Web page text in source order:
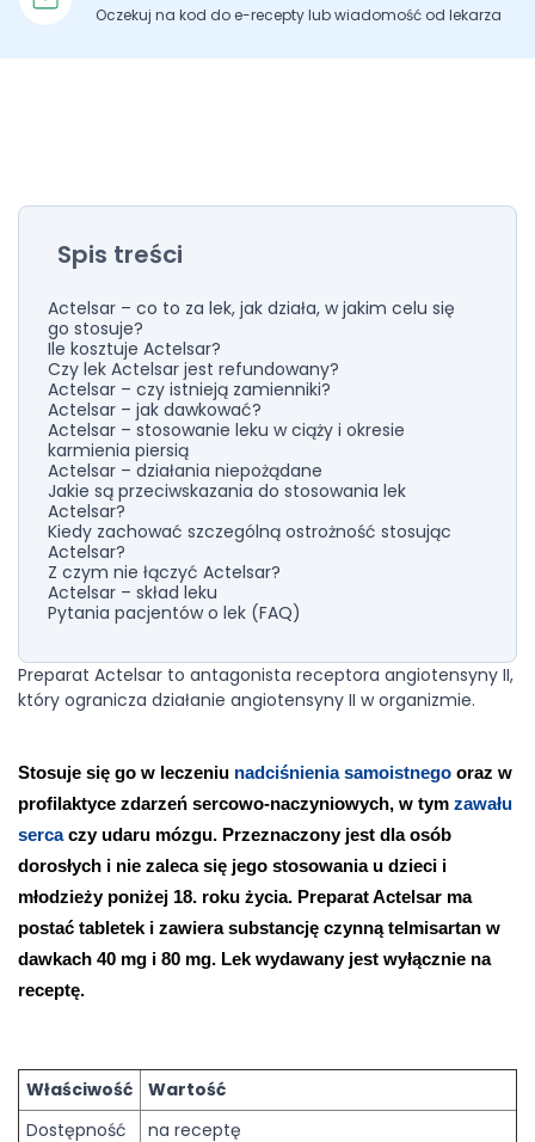
Oczekuj na kod do e-recepty lub wiadomość od lekarza
Preparat Actelsar to antagonista receptora angiotensyny II,
który ogranicza działanie angiotensyny II w organizmie.
Stosuje się go w leczeniu nadciśnienia samoistnego oraz w
profilaktyce zdarzeń sercowo-naczyniowych, w tym zawału
serca czy udaru mózgu. Przeznaczony jest dla osób
dorosłych i nie zaleca się jego stosowania u dzieci i
młodzieży poniżej 18. roku życia. Preparat Actelsar ma
postać tabletek i zawiera substancję czynną telmisartan w
dawkach 40 mg i 80 mg. Lek wydawany jest wyłącznie na
receptę.
Właściwość
Wartość
Dostępność
na receptę
Spis treści
Actelsar – co to za lek, jak działa, w jakim celu się
go stosuje?
Ile kosztuje Actelsar?
Czy lek Actelsar jest refundowany?
Actelsar – czy istnieją zamienniki?
Actelsar – jak dawkować?
Actelsar – stosowanie leku w ciąży i okresie
karmienia piersią
Actelsar – działania niepożądane
Jakie są przeciwskazania do stosowania lek
Actelsar?
Kiedy zachować szczególną ostrożność stosując
Actelsar?
Z czym nie łączyć Actelsar?
Actelsar – skład leku
Pytania pacjentów o lek (FAQ)